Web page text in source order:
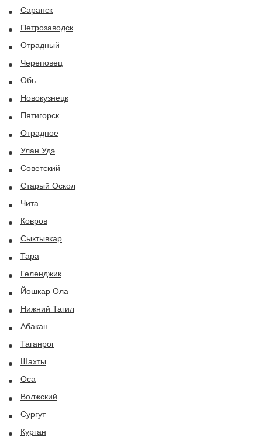
Саранск
Петрозаводск
Отрадный
Череповец
Обь
Новокузнецк
Пятигорск
Отрадное
Улан Удэ
Советский
Старый Оскол
Чита
Ковров
Сыктывкар
Тара
Геленджик
Йошкар Ола
Нижний Тагил
Абакан
Таганрог
Шахты
Оса
Волжский
Сургут
Курган